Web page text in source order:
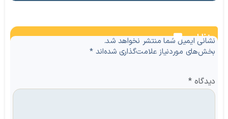
نظرات
نشانی ایمیل شما منتشر نخواهد شد.
بخش‌های موردنیاز علامت‌گذاری شده‌اند*
دیدگاه*